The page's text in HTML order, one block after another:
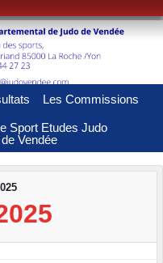
Les Commissions
Sport Etudes Judo
Vendée